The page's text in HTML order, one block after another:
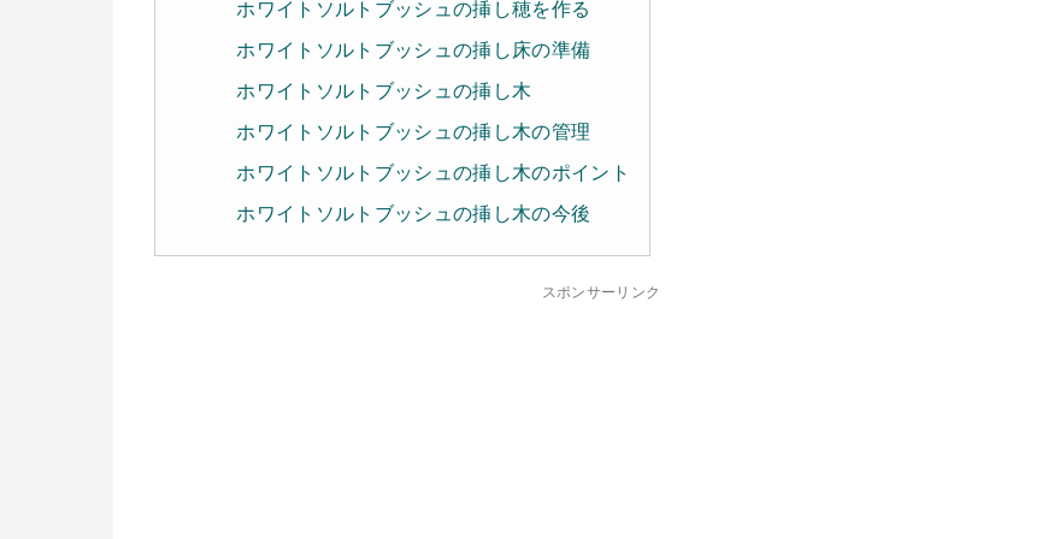
ホワイトソルトブッシュの挿し穂を作る
ホワイトソルトブッシュの挿し床の準備
ホワイトソルトブッシュの挿し木
ホワイトソルトブッシュの挿し木の管理
ホワイトソルトブッシュの挿し木のポイント
ホワイトソルトブッシュの挿し木の今後
スポンサーリンク